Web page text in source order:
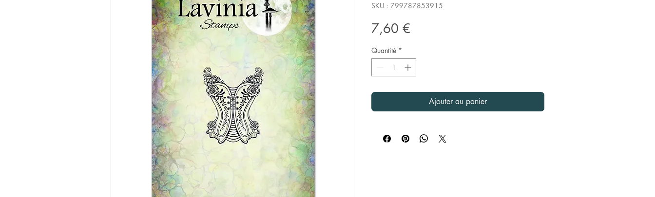
SKU : 799787853915
7,60 €
Quantité *
Ajouter au panier